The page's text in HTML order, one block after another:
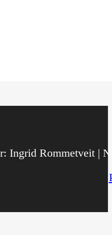
Ingrid Rommetveit |